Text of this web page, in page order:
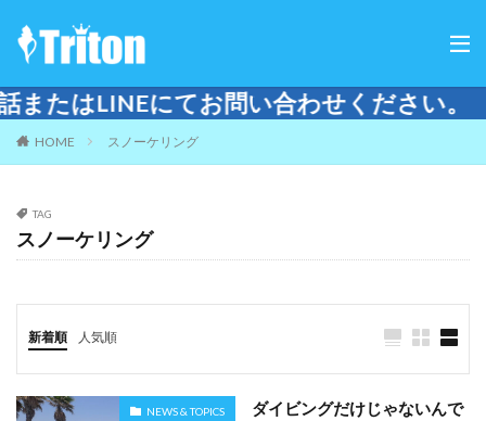
にてお問い合わせください。
HOME スノーケリング
TAG
スノーケリング
新着順 人気順
NEWS & TOPICS
ダイビングだけじゃないんで